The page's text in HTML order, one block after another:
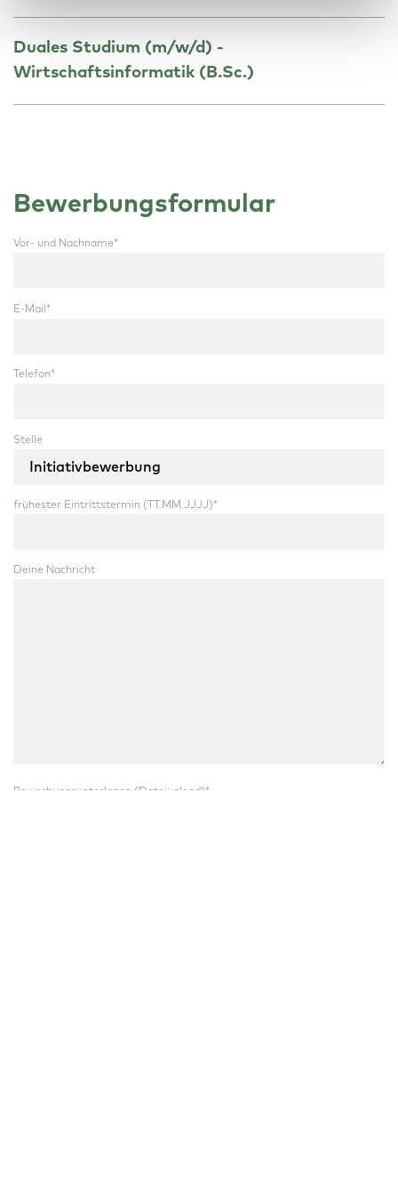
Duales Studium (m/w/d) -
Wirtschaftsinformatik (B.Sc.)
Bewerbungsformular
Vor- und Nachname*
E-Mail *
Telefon*
Stelle
frühester Eintrittstermin (TT.MM.JJJJ)*
Deine Nachricht
Bewerbungsunterlagen (Dateiupload)*